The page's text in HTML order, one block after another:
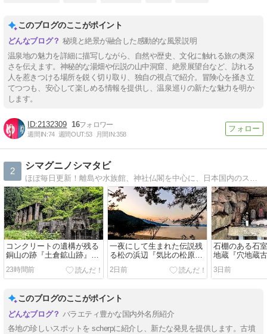
このブログのここがポイント
秘境と絶景が融合した感動的な風景説明
温泉地の魅力を詳細に描写しながら、自然や歴史、文化に触れる旅の奥深
さを伝えます。神秘的な湯畑や伝説の山中洞窟、絶景展望台など、訪れる
人を惹きつける場所を鋭く切り取り、独自の視点で紹介。冒険心を掻き立
てつつも、安心して楽しめる情報を提供し、温泉巡りの新たな魅力を明か
します。
2132309 16
週間IN:74 週間OUT:53 月間IN:358
2
シマグニノシマタビ
ほぼ毎日更新！離島や水族館、神社仏閣を中心に、日本国内のスポットを紹介している旅行記ブログです。有名な観光地からちょっとマニアックでDeepなスポットまで幅広く書いてますー！
コンクリートの遺構が残る
銅山の跡『土倉鉱山跡』
（長浜市）
23時間前
一夜にして生まれた伝説残
る松の浜辺『気比の松原』
（敦賀市）
2日前
石棚のある石
地蔵『穴地蔵
市）
3日前
このブログのここがポイント
バラエティ豊かな国内外名所紹介
各地の珍しいスポットを scherpに紹介し、新たな発見を提供します。古墳